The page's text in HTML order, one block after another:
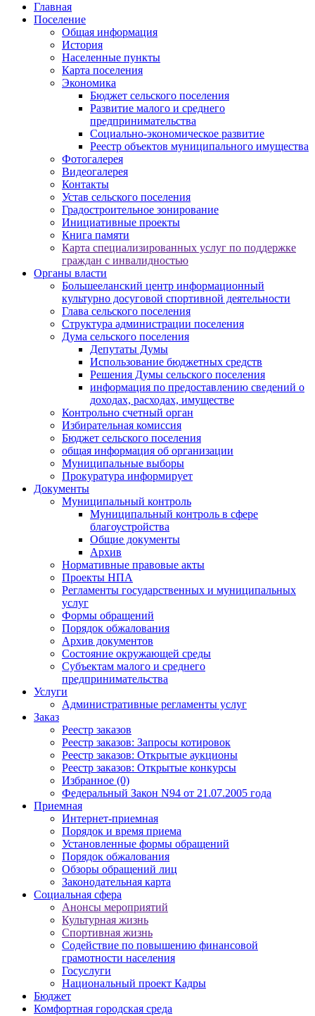
Главная
Поселение
Общая информация
История
Населенные пункты
Карта поселения
Экономика
Бюджет сельского поселения
Развитие малого и среднего
предпринимательства
Социально-экономическое развитие
Реестр объектов муниципального имущества
Фотогалерея
Видеогалерея
Контакты
Устав сельского поселения
Градостроительное зонирование
Инициативные проекты
Книга памяти
Карта специализированных услуг по поддержке
граждан с инвалидностью
Органы власти
Большееланский центр информационный
культурно досуговой спортивной деятельности
Глава сельского поселения
Структура администрации поселения
Дума сельского поселения
Депутаты Думы
Использование бюджетных средств
Решения Думы сельского поселения
информация по предоставлению сведений о
доходах, расходах, имуществе
Контрольно счетный орган
Избирательная комиссия
Бюджет сельского поселения
общая информация об организации
Муниципальные выборы
Прокуратура информирует
Документы
Муниципальный контроль
Муниципальный контроль в сфере
благоустройства
Общие документы
Архив
Нормативные правовые акты
Проекты НПА
Регламенты государственных и муниципальных
услуг
Формы обращений
Порядок обжалования
Архив документов
Состояние окружающей среды
Субъектам малого и среднего
предпринимательства
Услуги
Административные регламенты услуг
Заказ
Реестр заказов
Реестр заказов: Запросы котировок
Реестр заказов: Открытые аукционы
Реестр заказов: Открытые конкурсы
Избранное (0)
Федеральный Закон N94 от 21.07.2005 года
Приемная
Интернет-приемная
Порядок и время приема
Установленные формы обращений
Порядок обжалования
Обзоры обращений лиц
Законодательная карта
Социальная сфера
Анонсы мероприятий
Культурная жизнь
Спортивная жизнь
Содействие по повышению финансовой
грамотности населения
Госуслуги
Национальный проект Кадры
Бюджет
Комфортная городская среда